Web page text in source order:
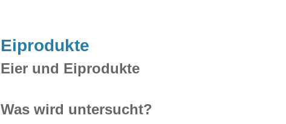
Eiprodukte
Eier und Eiprodukte
Was wird untersucht?